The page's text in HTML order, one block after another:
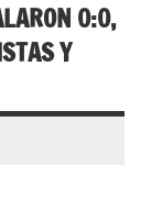
0:0,
Y